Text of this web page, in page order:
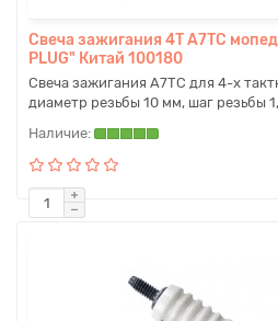
Свеча зажигания 4T A7TC
PLUG" Китай 100180
Свеча зажигания A7TC для 4-х
диаметр резьбы 10 мм, шаг резьбы